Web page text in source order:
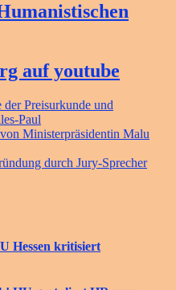
auf youtube
Preisurkunde und
Paul
Ministerpräsidentin Malu
durch Jury-Sprecher
Hessen kritisiert